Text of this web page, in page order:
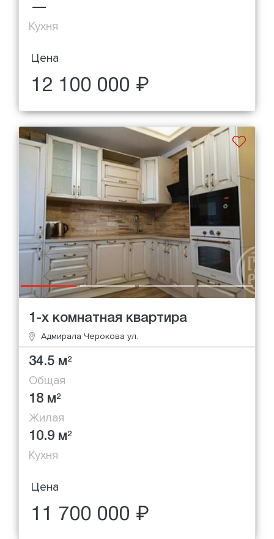
—
Кухня
Цена
12 100 000 ₽
1-х комнатная квартира
Адмирала Черокова ул.
34.5 м2
Общая
18 м2
Жилая
10.9 м2
Кухня
Цена
11 700 000 ₽